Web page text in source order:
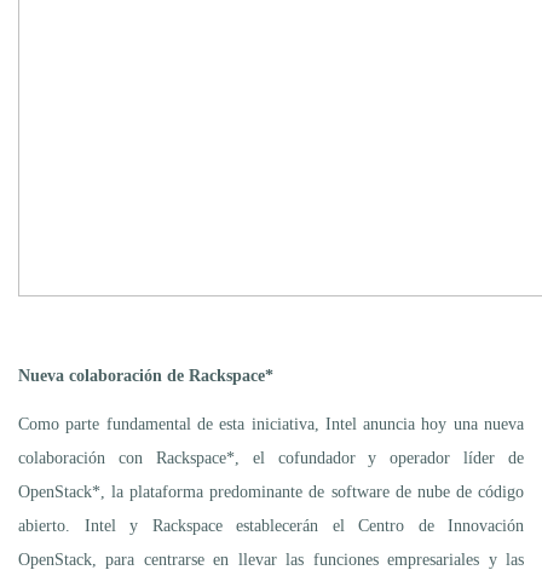
Nueva colaboración de Rackspace*
Como parte fundamental de esta iniciativa, Intel anuncia hoy una nueva
colaboración con Rackspace*, el cofundador y operador líder de
OpenStack*, la plataforma predominante de software de nube de código
abierto. Intel y Rackspace establecerán el Centro de Innovación
OpenStack, para centrarse en llevar las funciones empresariales y las